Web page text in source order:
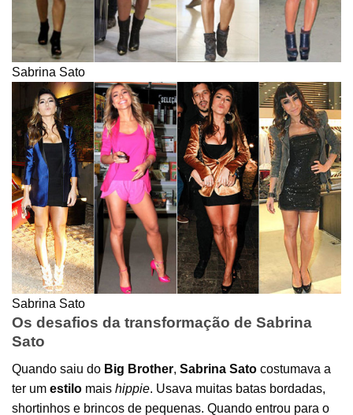
Sabrina Sato
Sabrina Sato
Os desafios da transformação de Sabrina
Sato
Quando saiu do Big Brother, Sabrina Sato costumava a
ter um estilo mais hippie. Usava muitas batas bordadas,
shortinhos e brincos de pequenas. Quando entrou para o